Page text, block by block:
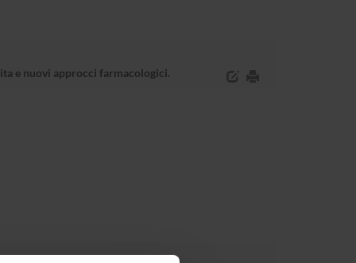
e nuovi approcci farmacologici.